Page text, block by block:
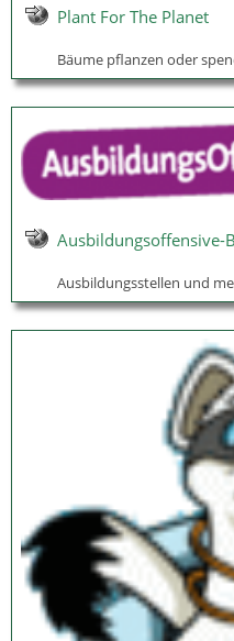
Plant For The Planet
Bäume pflanzen oder
Ausbildungsoffensive-
Ausbildungsstellen und